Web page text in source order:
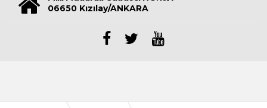
06650 Kızılay/ANKARA